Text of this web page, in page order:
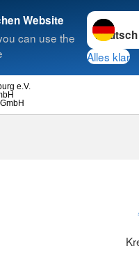
Website
can use the
Sprache
Alles klar
e.V.
Suche